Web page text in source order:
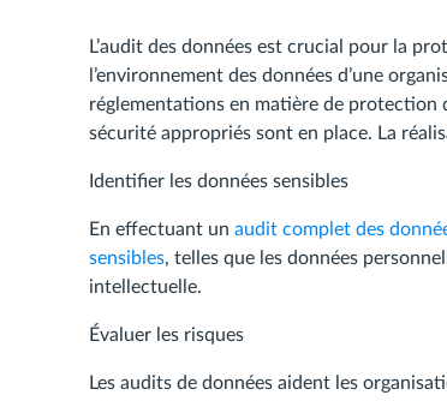
L’audit des données est crucial pour la
l’environnement des données d’une
réglementations en matière de protection
sécurité appropriés sont en place. La
Identifier les données sensibles
En effectuant un audit complet des
sensibles, telles que les données
intellectuelle.
Évaluer les risques
Les audits de données aident les